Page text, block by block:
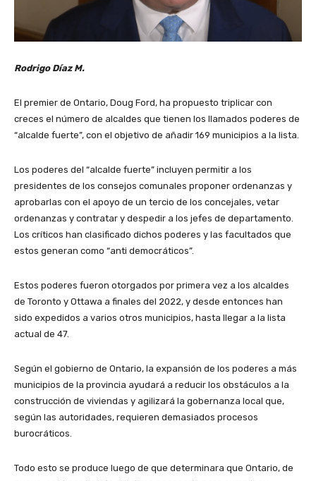
Rodrigo Díaz M.
El premier de Ontario, Doug Ford, ha propuesto triplicar con
creces el número de alcaldes que tienen los llamados poderes de
“alcalde fuerte”, con el objetivo de añadir 169 municipios a la lista.
Los poderes del “alcalde fuerte” incluyen permitir a los
presidentes de los consejos comunales proponer ordenanzas y
aprobarlas con el apoyo de un tercio de los concejales, vetar
ordenanzas y contratar y despedir a los jefes de departamento.
Los críticos han clasificado dichos poderes y las facultados que
estos generan como “anti democráticos”.
Estos poderes fueron otorgados por primera vez a los alcaldes
de Toronto y Ottawa a finales del 2022, y desde entonces han
sido expedidos a varios otros municipios, hasta llegar a la lista
actual de 47.
Según el gobierno de Ontario, la expansión de los poderes a más
municipios de la provincia ayudará a reducir los obstáculos a la
construcción de viviendas y agilizará la gobernanza local que,
según las autoridades, requieren demasiados procesos
burocráticos.
Todo esto se produce luego de que determinara que Ontario, de